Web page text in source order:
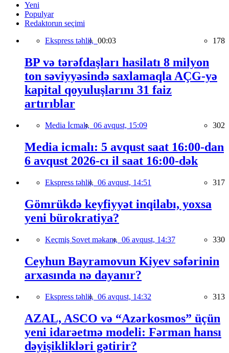
Yeni
Populyar
Redaktorun seçimi
Ekspress təhlil, 00:03 178
BP və tərəfdaşları hasilatı 8 milyon
ton səviyyəsində saxlamaqla AÇG-yə
kapital qoyuluşlarını 31 faiz
artırıblar
Media İcmalı, 06 avqust, 15:09 302
Media icmalı: 5 avqust saat 16:00-dan
6 avqust 2026-cı il saat 16:00-dək
Ekspress təhlil, 06 avqust, 14:51 317
Gömrükdə keyfiyyət inqilabı, yoxsa
yeni bürokratiya?
Keçmiş Sovet məkanı, 06 avqust, 14:37 330
Ceyhun Bayramovun Kiyev səfərinin
arxasında nə dayanır?
Ekspress təhlil, 06 avqust, 14:32 313
AZAL, ASCO və “Azərkosmos” üçün
yeni idarəetmə modeli: Fərman hansı
dəyişiklikləri gətirir?